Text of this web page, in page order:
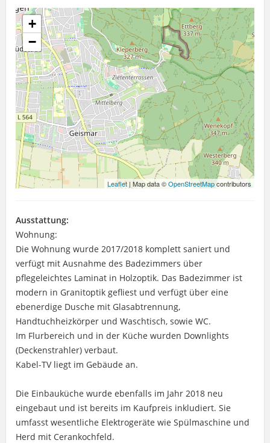
+
−
Leaflet | Map data ©OpenStreetMapcontributors
Ausstattung:
Wohnung:
Die Wohnung wurde 2017/2018 komplett saniert und
verfügt mit Ausnahme des Badezimmers über
pflegeleichtes Laminat in Holzoptik. Das Badezimmer ist
modern in Granitoptik gefliest und verfügt über eine
ebenerdige Dusche mit Glasabtrennung,
Handtuchheizkörper und Waschtisch, sowie WC.
Im Flurbereich und in der Küche wurden Downlights
(Deckenstrahler) verbaut.
Kabel-TV liegt im Gebäude an.
Die Einbauküche wurde ebenfalls im Jahr 2018 neu
eingebaut und ist bereits im Kaufpreis inkludiert. Sie
umfasst wesentliche Elektrogeräte wie Spülmaschine und
Herd mit Cerankochfeld.